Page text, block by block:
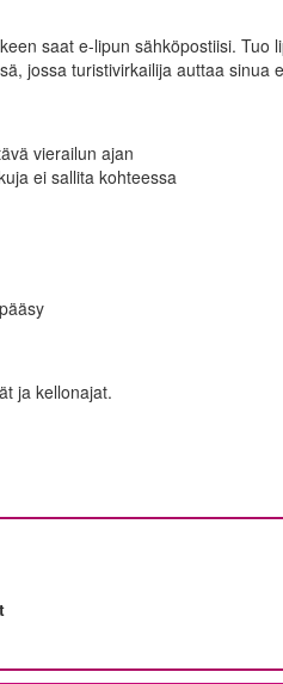
saat e-lipun sähköpostiisi.
jossa turistivirkailija auttaa sinua
vierailun ajan
ei sallita kohteessa
ja kellonajat.